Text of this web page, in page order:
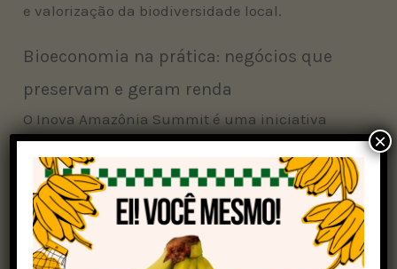
e valorização da biodiversidade local.
Bioeconomia na prática: negócios que
preservam e geram renda
O Inova Amazônia Summit é uma iniciativa
estratégica para fortalecer micro e pequenos
empreendedores que atuam com foco na
sustentabilidade. Estão sendo apresentados
produtos e serviços que vão de alimentos
regionais e cosméticos naturais até soluções
×